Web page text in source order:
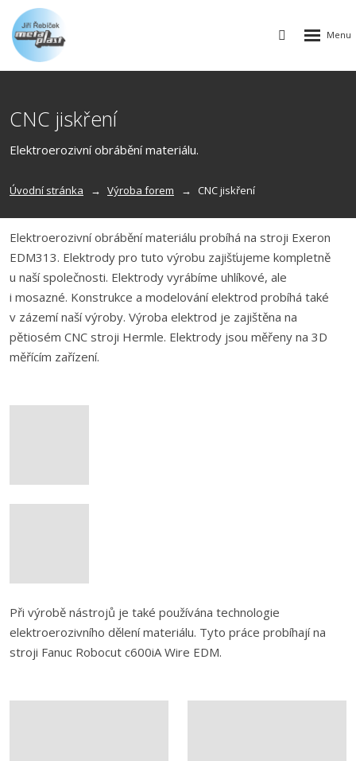
Vyhledávání
Rozbalení
CNC jiskření
Elektroerozivní obrábění materiálu.
Úvodní stránka Výroba forem CNC jiskření
Elektroerozivní obrábění materiálu probíhá na stroji Exeron
EDM313. Elektrody pro tuto výrobu zajišťujeme kompletně
u naší společnosti. Elektrody vyrábíme uhlíkové, ale
i mosazné. Konstrukce a modelování elektrod probíhá také
v zázemí naší výroby. Výroba elektrod je zajištěna na
pětiosém CNC stroji Hermle. Elektrody jsou měřeny na 3D
měřícím zařízení.
Při výrobě nástrojů je také používána technologie
elektroerozivního dělení materiálu. Tyto práce probíhají na
stroji Fanuc Robocut c600iA Wire EDM.